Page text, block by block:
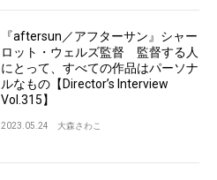
『aftersun／アフターサン』シャー
ロット・ウェルズ監督 監督する人
にとって、すべての作品はパーソナ
ルなもの【Director’s Interview
Vol.315】
2023.05.24 大森さわこ